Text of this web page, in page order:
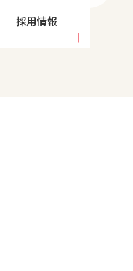
採用情報